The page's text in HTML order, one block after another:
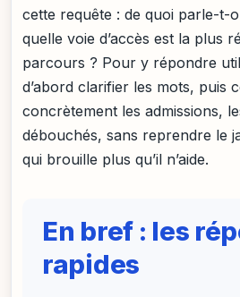
cette requête : de quoi parle-t-
quelle voie d’accès est la plus
parcours ? Pour y répondre
d’abord clarifier les mots, puis
concrètement les admissions,
débouchés, sans reprendre le
qui brouille plus qu’il n’aide.
En bref : les
rapides